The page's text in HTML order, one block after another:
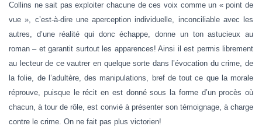
Collins ne sait pas exploiter chacune de ces voix comme un « point de
vue », c’est-à-dire une aperception individuelle, inconciliable avec les
autres, d’une réalité qui donc échappe, donne un ton astucieux au
roman – et garantit surtout les apparences! Ainsi il est permis librement
au lecteur de ce vautrer en quelque sorte dans l’évocation du crime, de
la folie, de l’adultère, des manipulations, bref de tout ce que la morale
réprouve, puisque le récit en est donné sous la forme d’un procès où
chacun, à tour de rôle, est convié à présenter son témoignage, à charge
contre le crime. On ne fait pas plus victorien!